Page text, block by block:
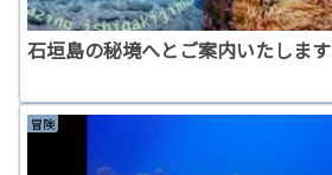
石垣島の秘境へとご案内いたします
冒険